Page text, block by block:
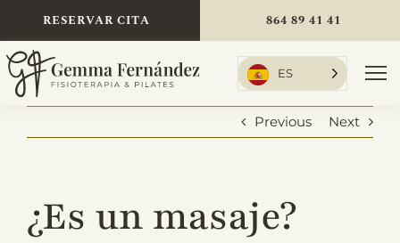
content
RESERVAR CITA 864 89 41 41
ES
Previous Next
¿Es un masaje?